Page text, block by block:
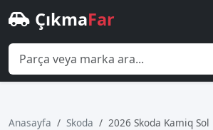
ÇıkmaFar
Anasayfa Skoda 2026 Skoda Kamiq Sol